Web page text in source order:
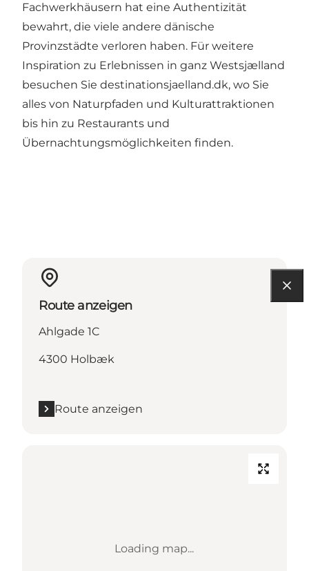
Fachwerkhäusern hat eine Authentizität
bewahrt, die viele andere dänische
Provinzstädte verloren haben. Für weitere
Inspiration zu Erlebnissen in ganz Westsjælland
besuchen Sie destinationsjaelland.dk, wo Sie
alles von Naturpfaden und Kulturattraktionen
bis hin zu Restaurants und
Übernachtungsmöglichkeiten finden.
Route anzeigen
Ahlgade 1C
4300 Holbæk
Route anzeigen
Loading map...